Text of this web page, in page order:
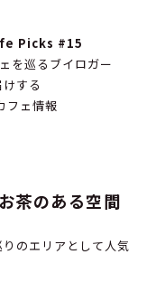
Picks #15
を巡るブイロガー
する
フェ情報
茶のある空間
のエリアとして人気